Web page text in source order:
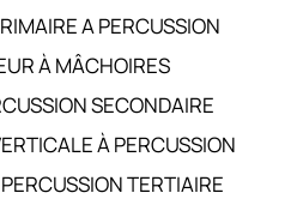
A PERCUSSION
À MÂCHOIRES
SECONDAIRE
À PERCUSSION
TERTIAIRE